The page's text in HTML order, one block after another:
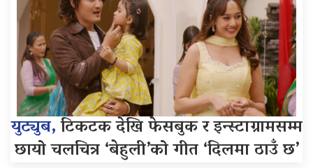
युट्युब,टिकटक देखि फेसबुक र इन्स्टाग्रामसम्म
छायो चलचित्र ‘बेहुली’को गीत ‘दिलमा ठाउँ छ’